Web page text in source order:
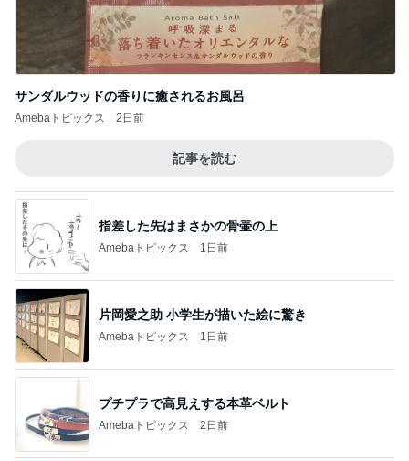
サンダルウッドの香りに癒されるお風呂
Amebaトピックス 2日前
記事を読む
指差した先はまさかの骨壷の上
Amebaトピックス 1日前
片岡愛之助 小学生が描いた絵に驚き
Amebaトピックス 1日前
プチプラで高見えする本革ベルト
Amebaトピックス 2日前